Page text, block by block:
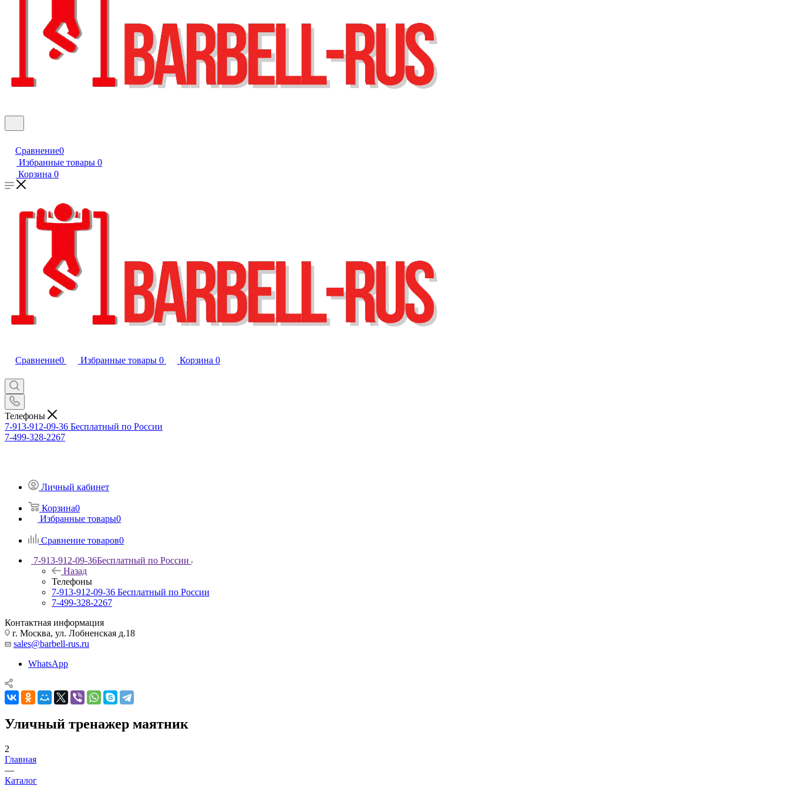
Сравнение0
Избранные товары 0
Корзина 0
Сравнение0 Избранные товары 0 Корзина 0
Телефоны
7-913-912-09-36 Бесплатный по России
7-499-328-2267
Личный кабинет
Корзина0
Избранные товары0
Сравнение товаров0
7-913-912-09-36Бесплатный по России
Назад
Телефоны
7-913-912-09-36 Бесплатный по России
7-499-328-2267
Контактная информация
г. Москва, ул. Лобненская д.18
sales@barbell-rus.ru
WhatsApp
Уличный тренажер маятник
2
Главная
—
Каталог